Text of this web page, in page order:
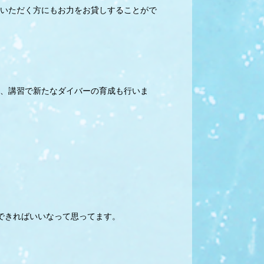
ただく方にもお力をお貸しすることがで
講習で新たなダイバーの育成も行いま
ればいいなって思ってます。